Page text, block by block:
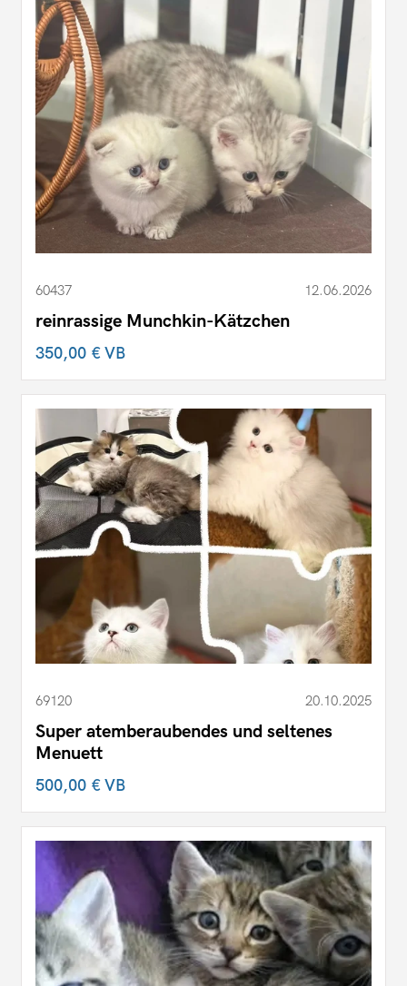
60437 12.06.2026
reinrassige Munchkin-Kätzchen
350,00 €VB
69120 20.10.2025
Super atemberaubendes und seltenes
Menuett
500,00 €VB